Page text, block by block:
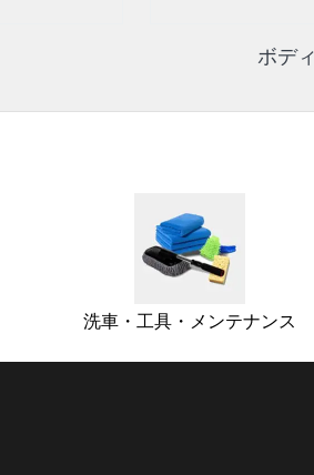
ボデ
洗車・工具・メンテナンス